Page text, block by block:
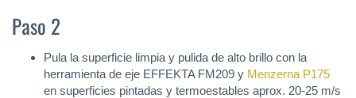
Paso 2
Pula la superficie limpia y pulida de alto brillo con la
herramienta de eje EFFEKTA FM209 y Menzerna P175
en superficies pintadas y termoestables aprox. 20-25 m/s